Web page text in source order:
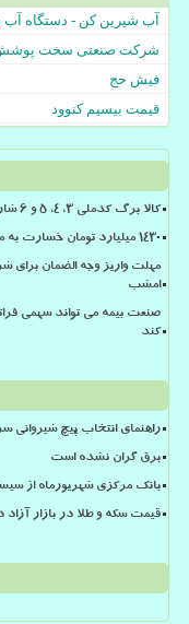
آب شیرین کن - دستگاه
شرکت صنعتی سخت
فیش حج
قیمت بیسیم کنوود
کالا برگ کدملی 3، 4، 5 و 6 شارژ شد
۱۴۳۰ میلیارد تومان خسارت به مالکان خودرو های لطمه دیده جنگ پرداخت گردید
امشب
صنعت بیمه می تواند سهمی
کند
راهنمای انتخاب پیچ شیروانی
برق گران نشده است
بانک مرکزی شهریورماه از
قیمت سکه و طلا در بازار آزاد در ۱۲ مرداد